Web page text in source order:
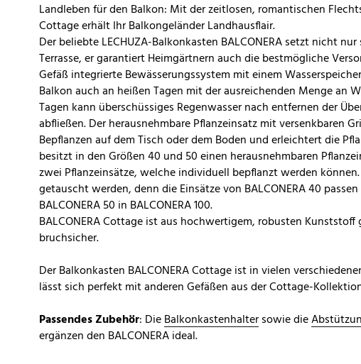
Landleben für den Balkon: Mit der zeitlosen, romantischen
Cottage erhält Ihr Balkongeländer Landhausflair.
Der beliebte LECHUZA-Balkonkasten BALCONERA setzt nicht
Terrasse, er garantiert Heimgärtnern auch die bestmögliche
Gefäß integrierte Bewässerungssystem mit einem
Balkon auch an heißen Tagen mit der ausreichenden Menge an
Tagen kann überschüssiges Regenwasser nach entfernen der
abfließen. Der herausnehmbare Pflanzeinsatz mit versenkbaren
Bepflanzen auf dem Tisch oder dem Boden und erleichtert die
besitzt in den Größen 40 und 50 einen herausnehmbaren
zwei Pflanzeinsätze, welche individuell bepflanzt werden
getauscht werden, denn die Einsätze von BALCONERA 40
BALCONERA 50 in BALCONERA 100.
BALCONERA Cottage ist aus hochwertigem, robusten
bruchsicher.
Der Balkonkasten BALCONERA Cottage ist in vielen
lässt sich perfekt mit anderen Gefäßen aus der Cottage-
Passendes Zubehör: DieBalkonkastenhaltersowie die
ergänzen den BALCONERA ideal.